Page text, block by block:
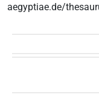
aegyptiae.de/